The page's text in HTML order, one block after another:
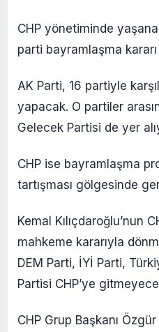
CHP yönetiminde
parti bayramlaşma kararı
AK Parti, 16 partiyle
yapacak. O partiler
Gelecek Partisi de yer
CHP ise bayramlaşma
tartışması gölgesinde
Kemal Kılıçdaroğlu’nun
mahkeme kararıyla
DEM Parti, İYİ Parti,
Partisi CHP’ye
CHP Grup Başkanı